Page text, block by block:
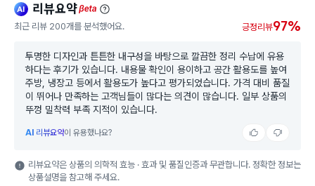
ai 리뷰요약beta
최근 리뷰 200개를 분석했어요. 긍정리뷰97%
투명한 디자인과 튼튼한 내구성을 바탕으로 깔끔한 정리 수납에 유용
하다는 후기가 있습니다. 내용물 확인이 용이하고 공간 활용도를 높여
주방, 냉장고 등에서 활용도가 높다고 평가되었습니다. 가격 대비 품질
이 뛰어나 만족하는 고객님들이 많다는 의견이 많습니다. 일부 상품의
뚜껑 밀착력 부족 지적이 있습니다.
AI 리뷰요약이 유용했나요?
리뷰요약은 상품의 의학적 효능 · 효과 및 품질인증과 무관합니다. 정확한 정보는
상품설명을 참고해 주세요.